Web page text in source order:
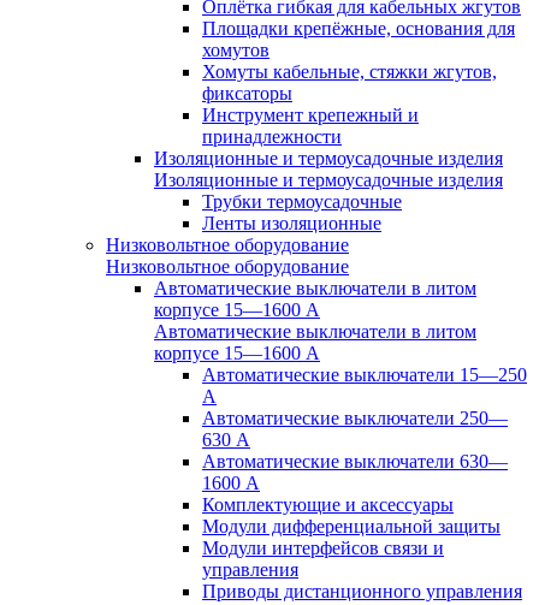
Оплётка гибкая для кабельных жгутов
Площадки крепёжные, основания для
хомутов
Хомуты кабельные, стяжки жгутов,
фиксаторы
Инструмент крепежный и
принадлежности
Изоляционные и термоусадочные изделия
Изоляционные и термоусадочные изделия
Трубки термоусадочные
Ленты изоляционные
Низковольтное оборудование
Низковольтное оборудование
Автоматические выключатели в литом
корпусе 15—1600 А
Автоматические выключатели в литом
корпусе 15—1600 А
Автоматические выключатели 15—250
А
Автоматические выключатели 250—
630 А
Автоматические выключатели 630—
1600 А
Комплектующие и аксессуары
Модули дифференциальной защиты
Модули интерфейсов связи и
управления
Приводы дистанционного управления